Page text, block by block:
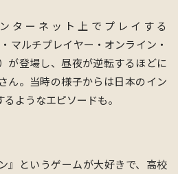
ターネット上でプレイする
マルチプレイヤー・オンライン・
が登場し、昼夜が逆転するほどに
ん。当時の様子からは日本のイン
ようなエピソードも。
』というゲームが大好きで、高校